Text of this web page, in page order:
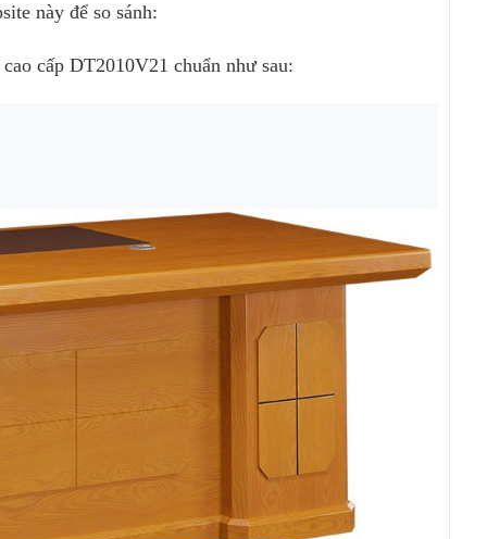
này để so sánh:
cấp DT2010V21 chuẩn như sau: